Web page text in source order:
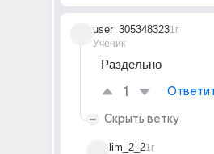
user_305348323
Ученик
1г
Раздельно
1
Скрыть ветку
lim_2_21г